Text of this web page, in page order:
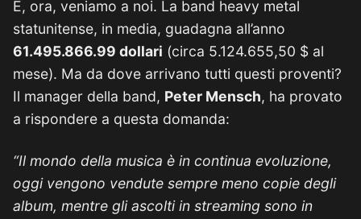
E, ora, veniamo a noi. La band heavy metal
statunitense, in media, guadagna all’anno
61.495.866.99 dollari (circa 5.124.655,50 $ al
mese). Ma da dove arrivano tutti questi proventi?
Il manager della band, Peter Mensch, ha provato
a rispondere a questa domanda:
“Il mondo della musica è in continua evoluzione,
oggi vengono vendute sempre meno copie degli
album, mentre gli ascolti in streaming sono in